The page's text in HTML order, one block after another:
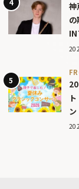
神
ン